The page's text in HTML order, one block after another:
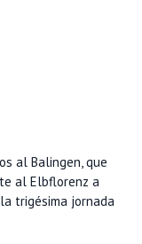
al Balingen, que
al Elbflorenz a
trigésima jornada